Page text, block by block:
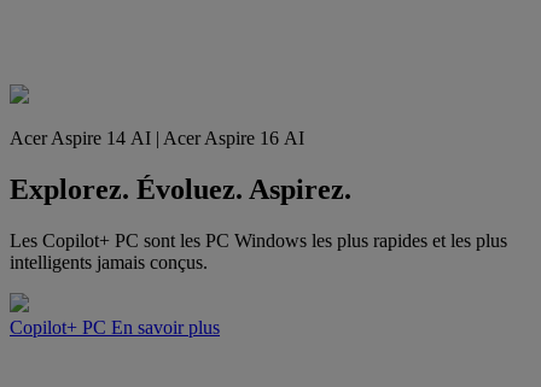
Acer Aspire 14 AI | Acer Aspire 16 AI
Explorez. Évoluez. Aspirez.
Les Copilot+ PC sont les PC Windows les plus rapides et les plus
intelligents jamais conçus.
Copilot+ PC En savoir plus